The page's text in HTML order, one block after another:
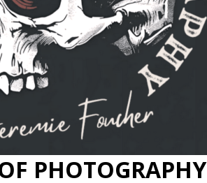
PHOTOGRAPHY